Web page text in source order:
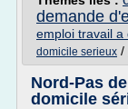
demande
emploi travail a
domicile serieux /
Nord-Pas
domicile